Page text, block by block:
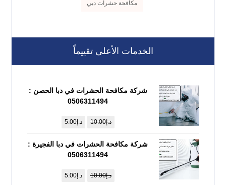
مكافحة حشرات دبي
الخدمات الأعلى تقييماً
شركة مكافحة الحشرات في دبا الحصن :
0506311494
د.إ10.00 د.إ5.00
شركة مكافحة الحشرات في دبا الفجيرة :
0506311494
د.إ10.00 د.إ5.00